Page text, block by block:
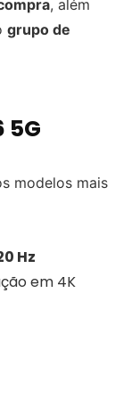
, além
grupo de
5G
modelos mais
Hz
em 4K